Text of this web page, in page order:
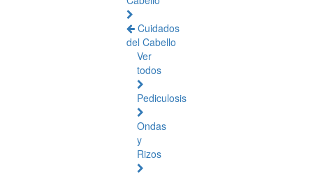
Cuidados
del Cabello
Ver
todos
Pediculosis
Ondas
y
Rizos